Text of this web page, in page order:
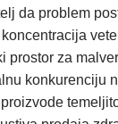
da problem
za
konkurenciju